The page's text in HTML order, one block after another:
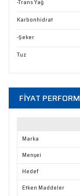
-Trans Yağ
Karbonhidrat
-Şeker
Tuz
FİYAT
Marka
Menşei
Hedef
Etken Maddeler